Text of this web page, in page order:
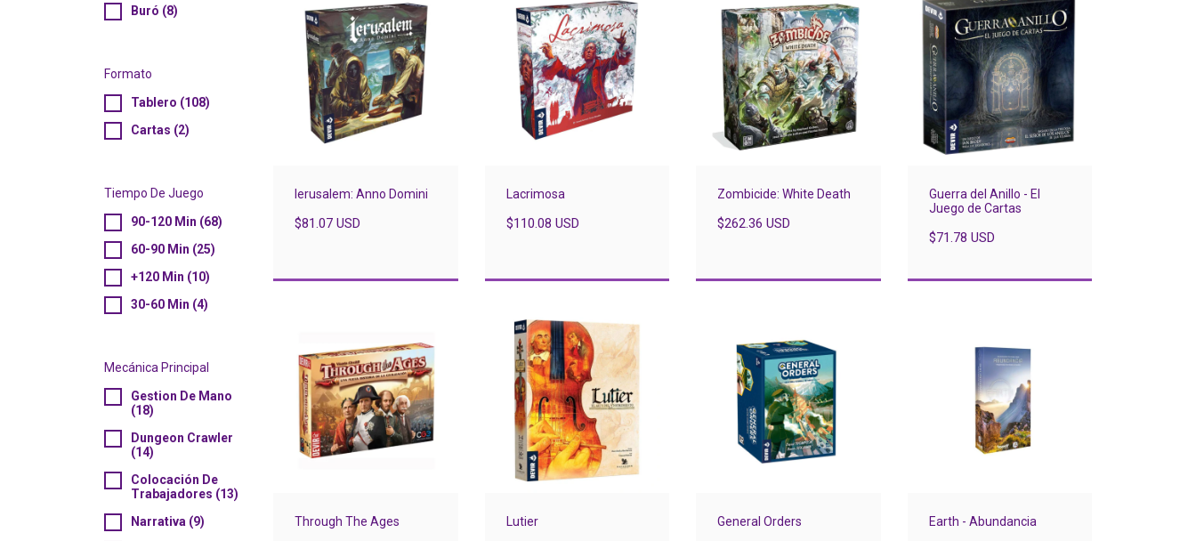
Buró (8)
Formato
Tablero (108)
Cartas (2)
Tiempo De Juego
90-120 Min (68)
60-90 Min (25)
+120 Min (10)
30-60 Min (4)
Mecánica Principal
Gestion De Mano
(18)
Dungeon Crawler
(14)
Colocación De
Trabajadores (13)
Narrativa (9)
Ierusalem: Anno Domini
$81.07 USD
Lacrimosa
$110.08 USD
Zombicide: White Death
$262.36 USD
Guerra del Anillo - El
Juego de Cartas
$71.78 USD
Through The Ages Lutier General Orders Earth - Abundancia